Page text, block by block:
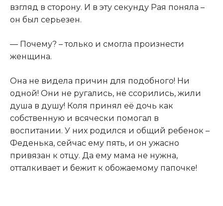
взгляд в сторону. И в эту секунду Рая поняла –
он был серьезен.
— Почему? – только и смогла произнести
женщина.
Она не видела причин для подобного! Ни
одной! Они не ругались, не ссорились, жили
душа в душу! Коля принял её дочь как
собственную и всячески помогал в
воспитании. У них родился и общий ребенок –
Феденька, сейчас ему пять, и он ужасно
привязан к отцу. Да ему мама не нужна,
отталкивает и бежит к обожаемому папочке!